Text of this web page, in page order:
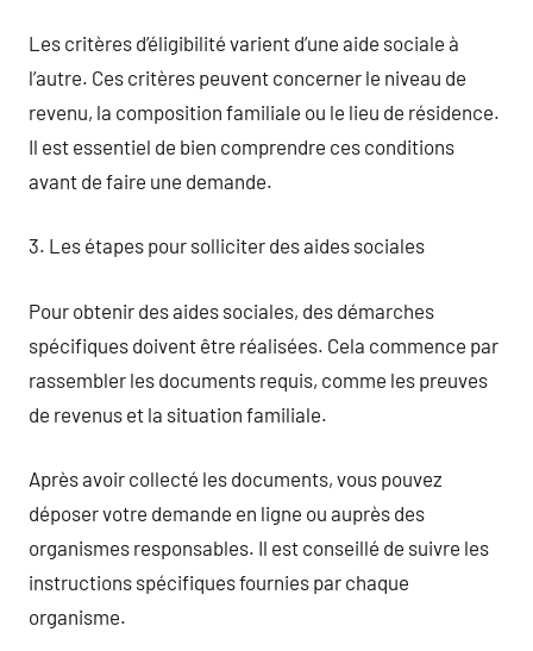
Les critères d’éligibilité varient d’une aide sociale à
l’autre. Ces critères peuvent concerner le niveau de
revenu, la composition familiale ou le lieu de résidence.
Il est essentiel de bien comprendre ces conditions
avant de faire une demande.
3. Les étapes pour solliciter des aides sociales
Pour obtenir des aides sociales, des démarches
spécifiques doivent être réalisées. Cela commence par
rassembler les documents requis, comme les preuves
de revenus et la situation familiale.
Après avoir collecté les documents, vous pouvez
déposer votre demande en ligne ou auprès des
organismes responsables. Il est conseillé de suivre les
instructions spécifiques fournies par chaque
organisme.